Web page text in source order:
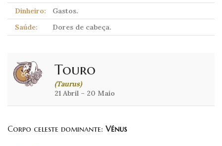
Dinheiro:
Gastos.
Saúde:
Dores de cabeça.
Touro
(Taurus)
21 Abril – 20 Maio
Corpo celeste dominante: Vénus